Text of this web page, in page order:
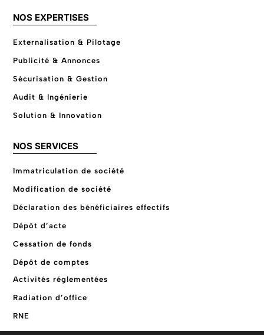
NOS EXPERTISES
Externalisation & Pilotage
Publicité & Annonces
Sécurisation & Gestion
Audit & Ingénierie
Solution & Innovation
NOS SERVICES
Immatriculation de société
Modification de société
Déclaration des bénéficiaires effectifs
Dépôt d’acte
Cessation de fonds
Dépôt de comptes
Activités réglementées
Radiation d’office
RNE